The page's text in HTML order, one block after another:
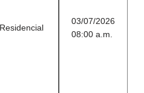
Residencial
03/07/2026
08:00 a.m.